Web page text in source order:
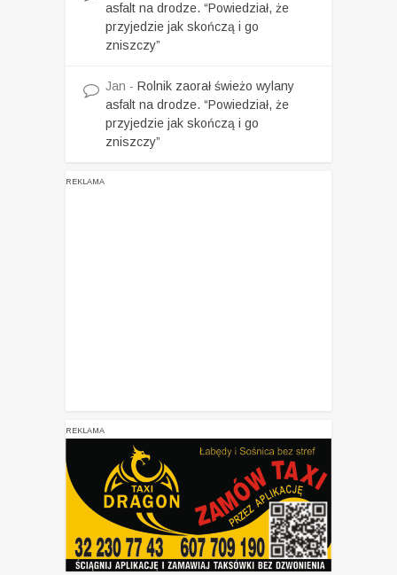
asfalt na drodze. “Powiedział, że
przyjedzie jak skończą i go
zniszczy”
Jan - Rolnik zaorał świeżo wylany
asfalt na drodze. “Powiedział, że
przyjedzie jak skończą i go
zniszczy”
REKLAMA
REKLAMA